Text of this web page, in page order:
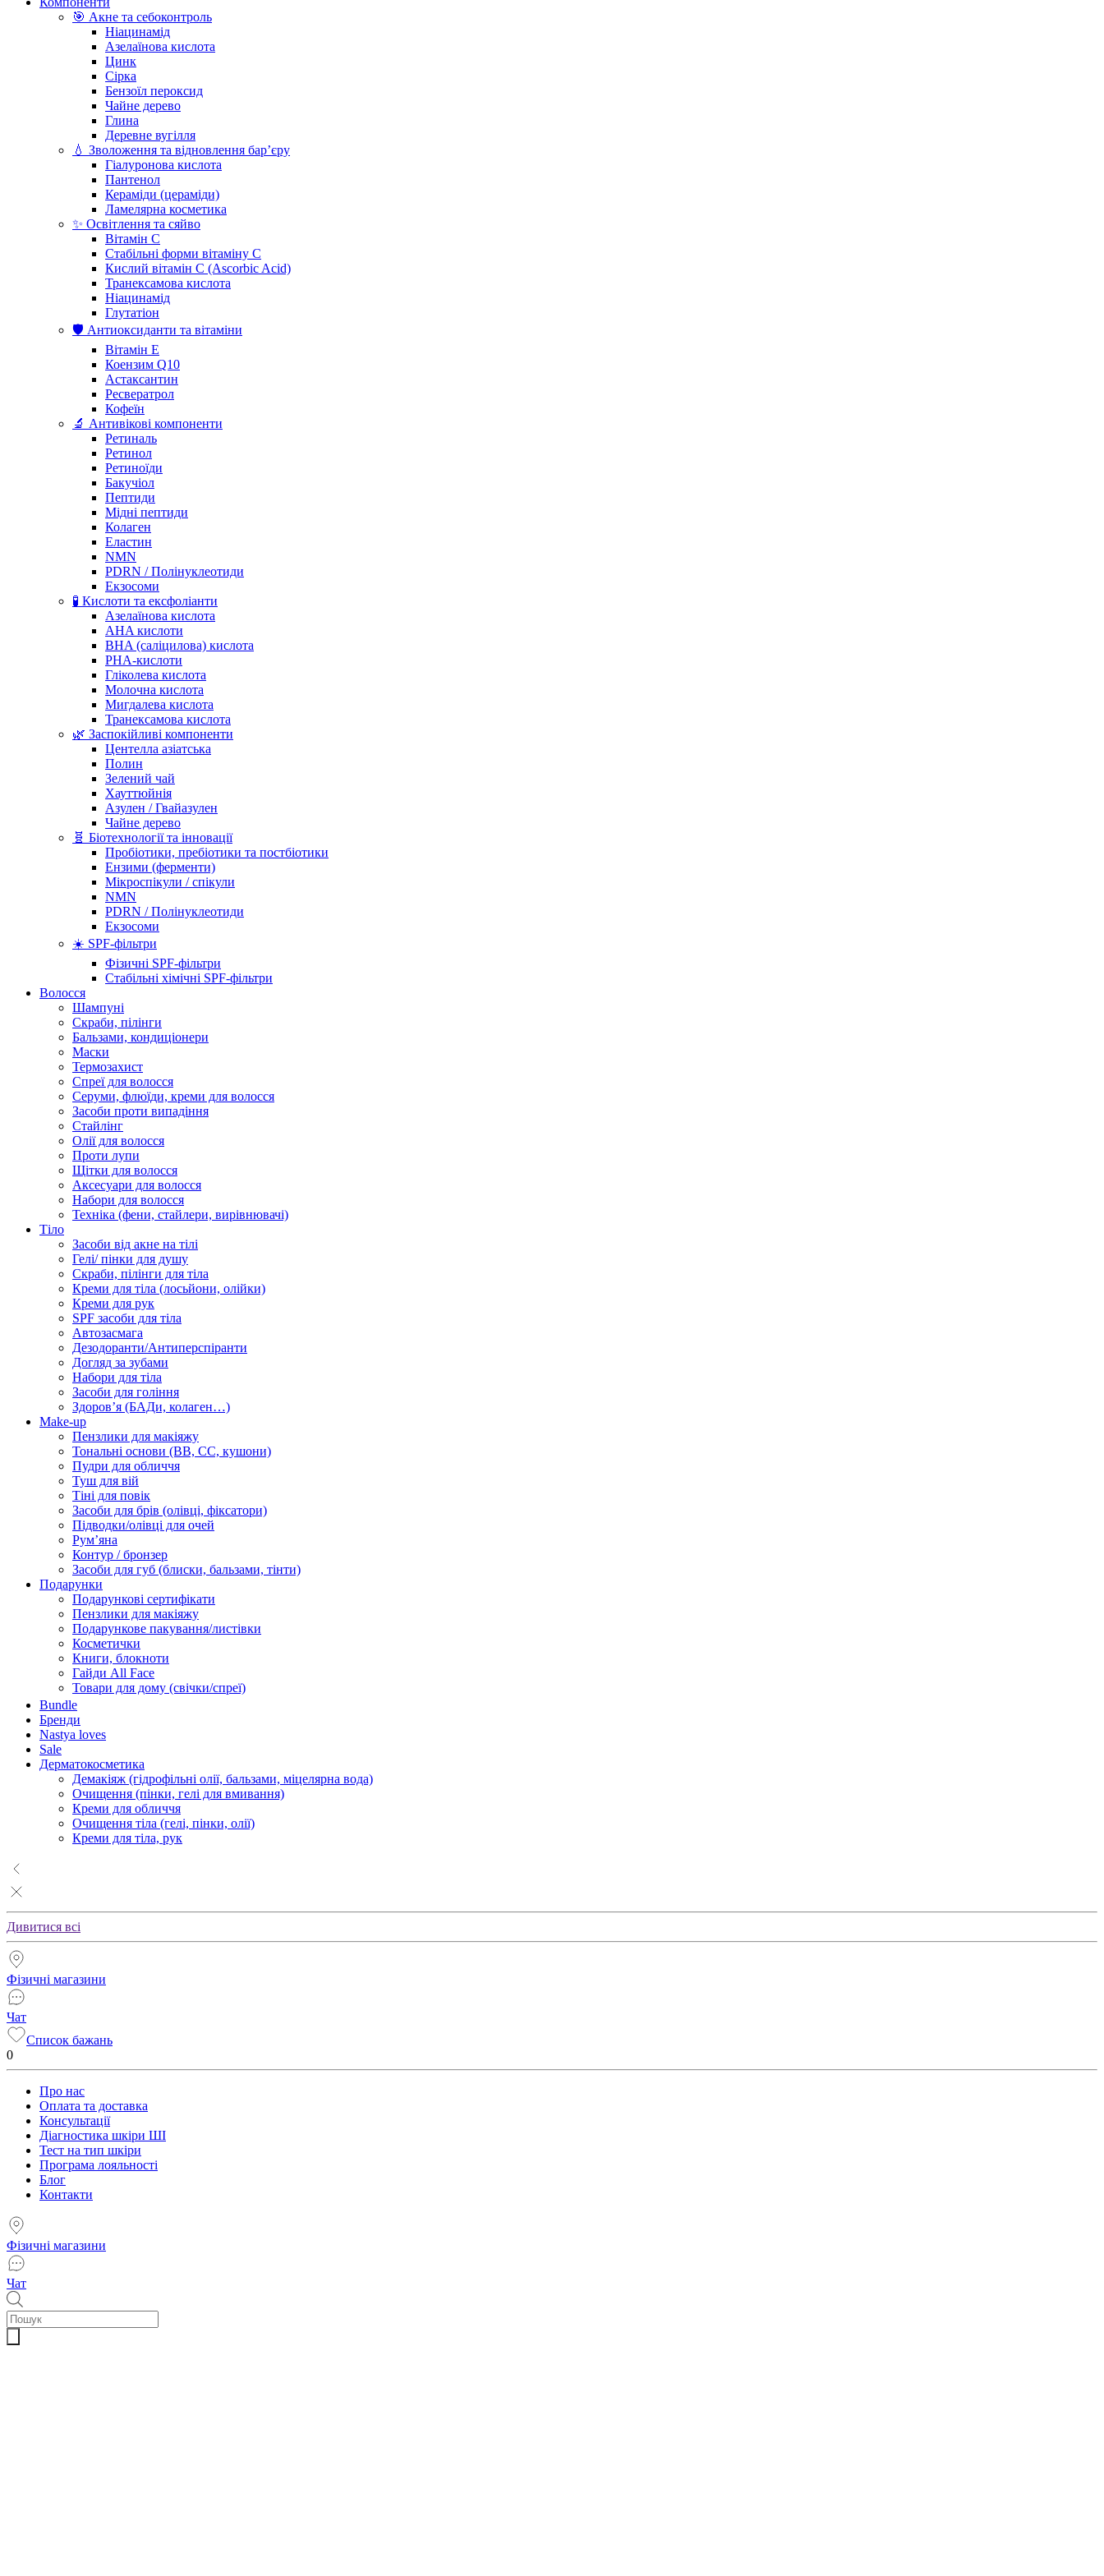
🎯 Акне та себоконтроль
Ніацинамід
Азелаїнова кислота
Цинк
Сірка
Бензоїл пероксид
Чайне дерево
Глина
Деревне вугілля
💧 Зволоження та відновлення бар’єру
Гіалуронова кислота
Пантенол
Кераміди (цераміди)
Ламелярна косметика
✨ Освітлення та сяйво
Вітамін С
Стабільні форми вітаміну С
Кислий вітамін С (Ascorbic Acid)
Транексамова кислота
Ніацинамід
Глутатіон
🛡️ Антиоксиданти та вітаміни
Вітамін Е
Коензим Q10
Астаксантин
Ресвератрол
Кофеїн
🔬 Антивікові компоненти
Ретиналь
Ретинол
Ретиноїди
Бакучіол
Пептиди
Мідні пептиди
Колаген
Еластин
NMN
PDRN / Полінуклеотиди
Екзосоми
🧪 Кислоти та ексфоліанти
Азелаїнова кислота
AHA кислоти
BHA (саліцилова) кислота
PHA-кислоти
Гліколева кислота
Молочна кислота
Мигдалева кислота
Транексамова кислота
🌿 Заспокійливі компоненти
Центелла азіатська
Полин
Зелений чай
Хауттюйнія
Азулен / Гвайазулен
Чайне дерево
🧬 Біотехнології та інновації
Пробіотики, пребіотики та постбіотики
Ензими (ферменти)
Мікроспікули / спікули
NMN
PDRN / Полінуклеотиди
Екзосоми
☀️ SPF-фільтри
Фізичні SPF-фільтри
Стабільні хімічні SPF-фільтри
Волосся
Шампуні
Скраби, пілінги
Бальзами, кондиціонери
Маски
Термозахист
Спреї для волосся
Серуми, флюїди, креми для волосся
Засоби проти випадіння
Стайлінг
Олії для волосся
Проти лупи
Щітки для волосся
Аксесуари для волосся
Набори для волосся
Техніка (фени, стайлери, вирівнювачі)
Тіло
Засоби від акне на тілі
Гелі/ пінки для душу
Скраби, пілінги для тіла
Креми для тіла (лосьйони, олійки)
Креми для рук
SPF засоби для тіла
Автозасмага
Дезодоранти/Антиперспіранти
Догляд за зубами
Набори для тіла
Засоби для гоління
Здоровʼя (БАДи, колаген…)
Make-up
Пензлики для макіяжу
Тональні основи (BB, CC, кушони)
Пудри для обличчя
Туш для вій
Тіні для повік
Засоби для брів (олівці, фіксатори)
Підводки/олівці для очей
Румʼяна
Контур / бронзер
Засоби для губ (блиски, бальзами, тінти)
Подарунки
Подарункові сертифікати
Пензлики для макіяжу
Подарункове пакування/листівки
Косметички
Книги, блокноти
Гайди All Face
Товари для дому (свічки/спреї)
Bundle
Бренди
Nastya loves
Sale
Дерматокосметика
Демакіяж (гідрофільні олії, бальзами, міцелярна вода)
Очищення (пінки, гелі для вмивання)
Креми для обличчя
Очищення тіла (гелі, пінки, олії)
Креми для тіла, рук
Дивитися всі
Фізичні магазини
Чат
Список бажань
0
Про нас
Оплата та доставка
Консультації
Діагностика шкіри ШІ
Тест на тип шкіри
Програма лояльності
Блог
Контакти
Фізичні магазини
Чат
Пошук
товарів